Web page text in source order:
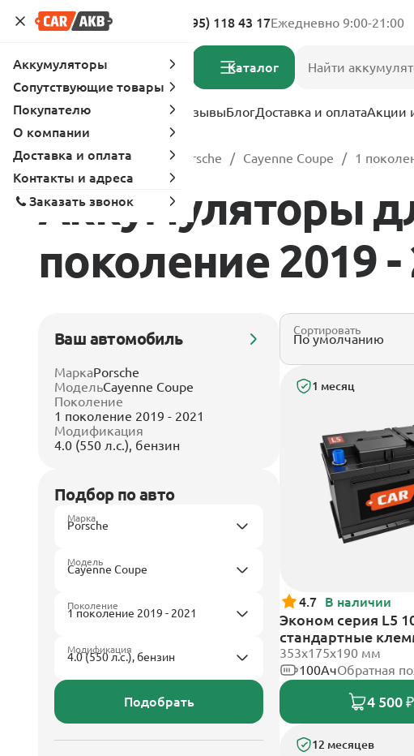
Адреса магазинов 8 (495) 118 43 17Ежедневно 9:00-21:00
Каталог
Услуги Вопрос-ответ ОтзывыБлогДоставка и оплатаАкции
Главная Каталог Porsche Cayenne Coupe 1
Аккумуляторы
поколение 2019 -
Ваш автомобиль
МаркаPorsche
МодельCayenne Coupe
Поколение
1 поколение 2019 - 2021
Модификация
4.0 (550 л.с.), бензин
Подбор по авто
Марка
Модель
Поколение
Модификация
Подобрать
Сортировать
1 месяц
4.7 В наличии
Эконом серия L5
стандартные
353х175х190 мм
100АчОбратная
4 500 ₽
12 месяцев
Аккумуляторы
Сопутствующие товары
Покупателю
О компании
Доставка и оплата
Контакты и адреса
Заказать звонок